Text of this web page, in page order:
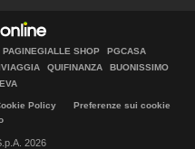
PAGINEGIALLE SHOP
PGCASA
QUIFINANZA
BUONISSIMO
Policy
Preferenze sui cookie
2026